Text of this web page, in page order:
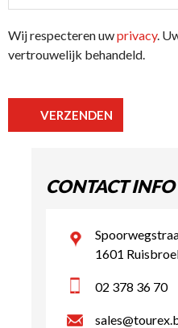
Wij respecteren uwprivacy.
vertrouwelijk behandeld.
VERZENDEN
CONTACT INFO
1601
02 378 36 70